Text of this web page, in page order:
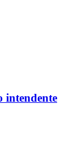
intendente